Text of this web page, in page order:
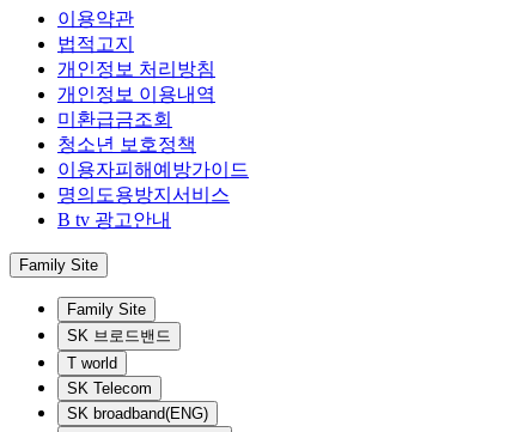
이용약관
법적고지
개인정보 처리방침
개인정보 이용내역
미환급금조회
청소년 보호정책
이용자피해예방가이드
명의도용방지서비스
B tv 광고안내
Family Site
Family Site
SK 브로드밴드
T world
SK Telecom
SK broadband(ENG)